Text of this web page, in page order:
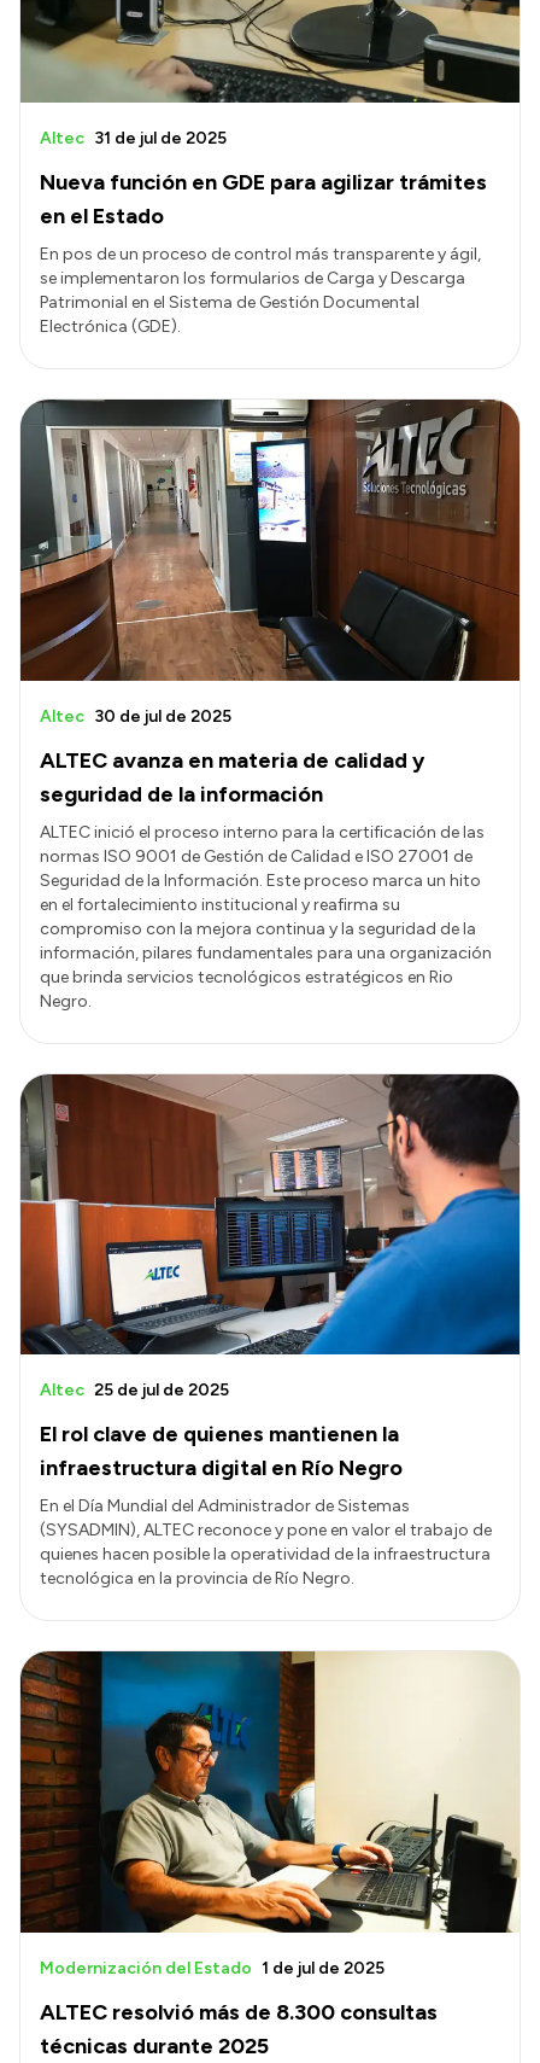
Nueva función en GDE para agilizar trámites
en el Estado
Altec 31 de jul de 2025
En pos de un proceso de control más transparente y ágil,
se implementaron los formularios de Carga y Descarga
Patrimonial en el Sistema de Gestión Documental
Electrónica (GDE).
ALTEC avanza en materia de calidad y
seguridad de la información
Altec 30 de jul de 2025
ALTEC inició el proceso interno para la certificación de las
normas ISO 9001 de Gestión de Calidad e ISO 27001 de
Seguridad de la Información. Este proceso marca un hito
en el fortalecimiento institucional y reafirma su
compromiso con la mejora continua y la seguridad de la
información, pilares fundamentales para una organización
que brinda servicios tecnológicos estratégicos en Rio
Negro.
El rol clave de quienes mantienen la
infraestructura digital en Río Negro
Altec 25 de jul de 2025
En el Día Mundial del Administrador de Sistemas
(SYSADMIN), ALTEC reconoce y pone en valor el trabajo de
quienes hacen posible la operatividad de la infraestructura
tecnológica en la provincia de Río Negro.
ALTEC resolvió más de 8.300 consultas
técnicas durante 2025
Modernización del Estado 1 de jul de 2025